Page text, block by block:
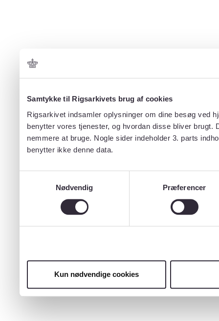
Samtykke til Rigsarkivets brug af cookies
Rigsarkivet indsamler oplysninger om dine besøg ved
benytter vores tjenester, og hvordan disse bliver
nemmere at bruge. Nogle sider indeholder 3. parts
benytter ikke denne data.
Nødvendig
Præferencer
Kun nødvendige cookies